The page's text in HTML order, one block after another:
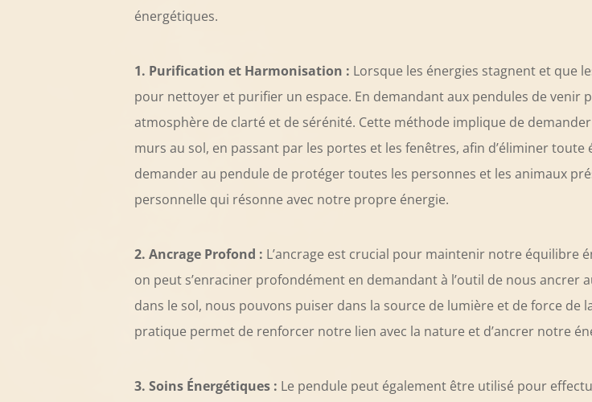
énergétiques.
1. Purification et Harmonisation : Lorsque les énergies stagnent et que
pour nettoyer et purifier un espace. En demandant aux pendules de
atmosphère de clarté et de sérénité. Cette méthode implique de
murs au sol, en passant par les portes et les fenêtres, afin d’éliminer
demander au pendule de protéger toutes les personnes et les animaux
personnelle qui résonne avec notre propre énergie.
2. Ancrage Profond : L’ancrage est crucial pour maintenir notre équilibre
on peut s’enraciner profondément en demandant à l’outil de nous ancrer
dans le sol, nous pouvons puiser dans la source de lumière et de force
pratique permet de renforcer notre lien avec la nature et d’ancrer notre
3. Soins Énergétiques : Le pendule peut également être utilisé pour